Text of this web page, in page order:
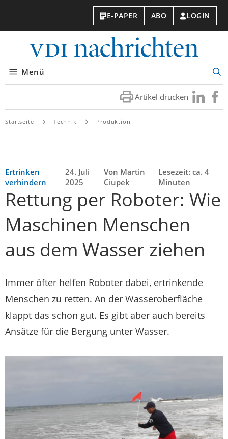
E-PAPER ABO LOGIN
Menü
Artikel drucken Besuchen
Sie
Sie
Startseite Technik Produktion
Ertrinken
verhindern
24. Juli
2025
Von Martin
Ciupek
Lesezeit: ca. 4
Minuten
Rettung per Roboter: Wie
Maschinen Menschen
aus dem Wasser ziehen
Immer öfter helfen Roboter dabei, ertrinkende
Menschen zu retten. An der Wasseroberfläche
klappt das schon gut. Es gibt aber auch bereits
Ansätze für die Bergung unter Wasser.